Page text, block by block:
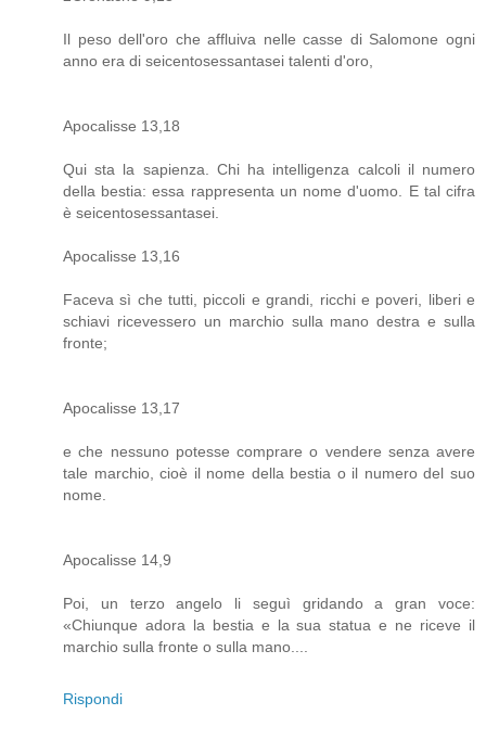
Il peso dell'oro che affluiva nelle casse di Salomone ogni
anno era di seicentosessantasei talenti d'oro,
Apocalisse 13,18
Qui sta la sapienza. Chi ha intelligenza calcoli il numero
della bestia: essa rappresenta un nome d'uomo. E tal cifra
è seicentosessantasei.
Apocalisse 13,16
Faceva sì che tutti, piccoli e grandi, ricchi e poveri, liberi e
schiavi ricevessero un marchio sulla mano destra e sulla
fronte;
Apocalisse 13,17
e che nessuno potesse comprare o vendere senza avere
tale marchio, cioè il nome della bestia o il numero del suo
nome.
Apocalisse 14,9
Poi, un terzo angelo li seguì gridando a gran voce:
«Chiunque adora la bestia e la sua statua e ne riceve il
marchio sulla fronte o sulla mano....
Rispondi